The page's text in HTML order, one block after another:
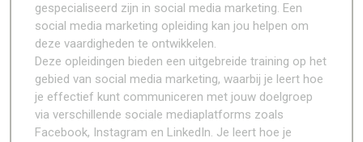
gespecialiseerd zijn in social media marketing. Een
social media marketing opleiding kan jou helpen om
deze vaardigheden te ontwikkelen.
Deze opleidingen bieden een uitgebreide training op het
gebied van social media marketing, waarbij je leert hoe
je effectief kunt communiceren met jouw doelgroep
via verschillende sociale mediaplatforms zoals
Facebook, Instagram en LinkedIn. Je leert hoe je